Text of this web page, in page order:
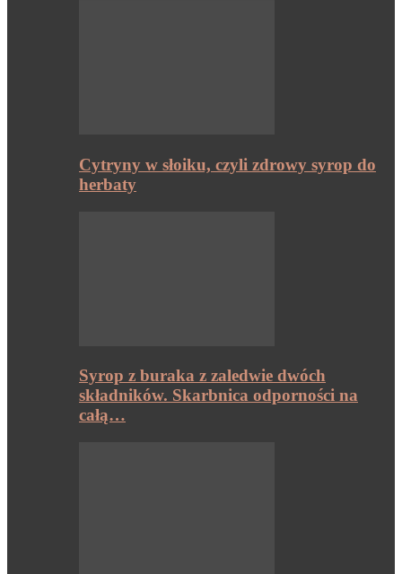
Cytryny w słoiku, czyli zdrowy syrop do
herbaty
Syrop z buraka z zaledwie dwóch
składników. Skarbnica odporności na
całą…